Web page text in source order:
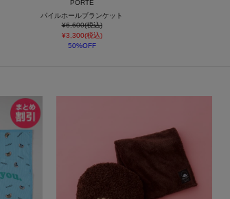
PORTE
パイルホールブランケット
¥6,600(税込)
¥3,300(税込)
50%OFF